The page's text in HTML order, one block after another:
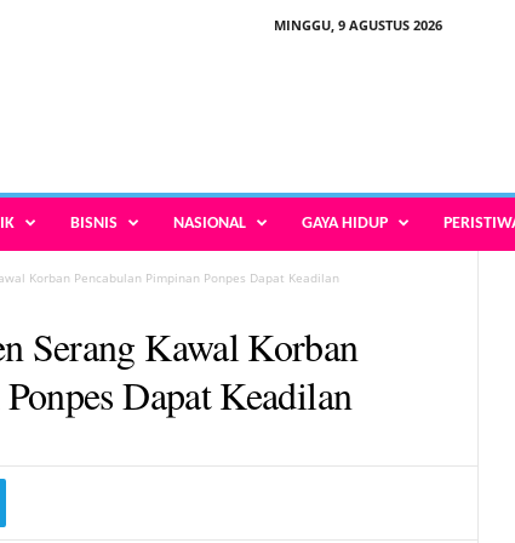
MINGGU, 9 AGUSTUS 2026
BISNIS NASIONAL GAYA HIDUP
Korban Pencabulan Pimpinan Ponpes Dapat Keadilan
Serang Kawal Korban
Dapat Keadilan